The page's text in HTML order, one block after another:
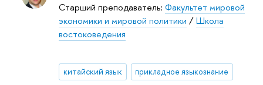
Старший преподаватель: Факультет мировой
экономики и мировой политики /Школа
востоковедения
китайский язык прикладное языкознание